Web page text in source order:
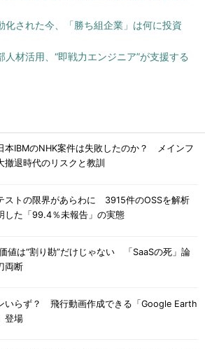
化された今、「勝ち組企業」は何に投資
人材活用、“即戦力エンジニア”が支援する
本IBMのNHK案件は失敗したのか？ メインフ
撤退時代のリスクと教訓
ストの限界があらわに 3915件のOSSを解析
した「99.4％未報告」の実態
値は“割り勘”だけじゃない 「SaaSの死」論
両断
いらず？ 飛行動画作成できる「Google Earth
登場